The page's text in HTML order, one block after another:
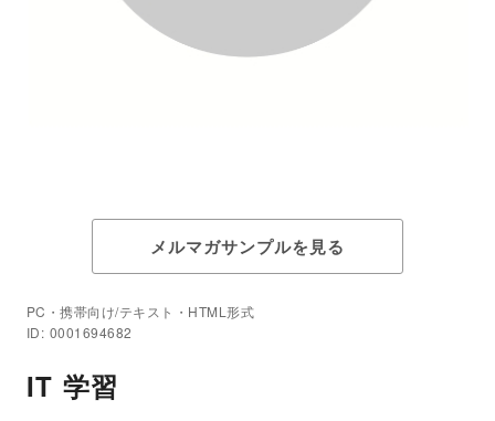
メルマガサンプルを見る
PC・携帯向け/テキスト・HTML形式
ID: 0001694682
IT 学習